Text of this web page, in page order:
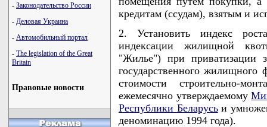
- Законодательство России
- Деловая Украина
- Автомобильный портал
- The legislation of the Great
Britain
Правовые новости
кредитам (ссудам), взятым и
2. Установить индекс
индексации жилищной
"Жилье") при приватизации
государственного
стоимости строительно-
ежемесячно утверждаемому
Республики Беларусьи
деноминацию 1994 года).